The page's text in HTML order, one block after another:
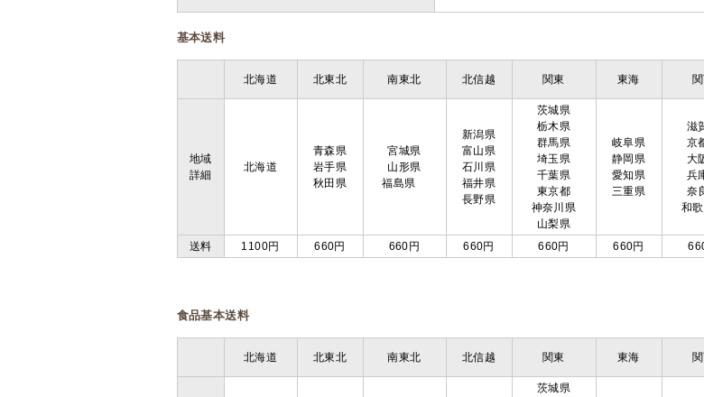
基本送料
北海道 北東北 南東北 北信越 関東 東海
地域
詳細
北海道
青森県
岩手県
秋田県
宮城県
山形県
福島県
新潟県
富山県
石川県
福井県
長野県
茨城県
栃木県
群馬県
埼玉県
千葉県
東京都
神奈川県
山梨県
岐阜県
静岡県
愛知県
三重県
滋
京
大
兵
奈
和
送料 1100円 660円 660円 660円 660円 660円
食品基本送料
北海道 北東北 南東北 北信越 関東 東海
茨城県